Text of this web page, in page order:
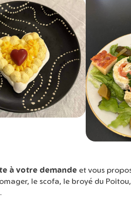
à votre demande et vous
le scofa, le broyé du